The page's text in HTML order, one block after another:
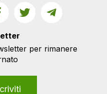
per rimanere